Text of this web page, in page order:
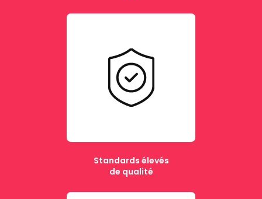
Standards élevés
de qualité